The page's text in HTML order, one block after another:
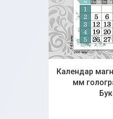
Календар
мм